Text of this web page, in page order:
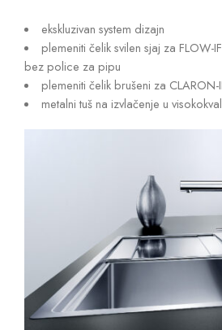
ekskluzivan system dizajn
plemeniti čelik svilen sjaj za FLOW-
bez police za pipu
plemeniti čelik brušeni za
metalni tuš na izvlačenje u